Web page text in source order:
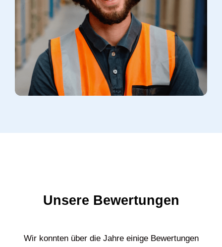
Unsere Bewertungen
Wir konnten über die Jahre einige Bewertungen